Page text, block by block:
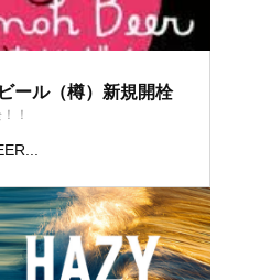
ール（樽）新規開栓
！